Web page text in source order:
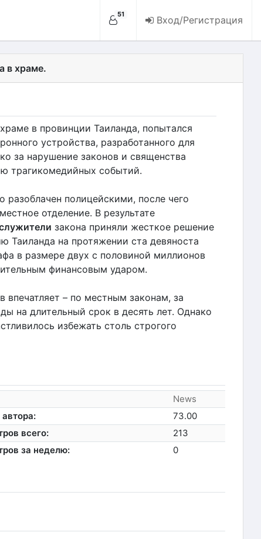
51 Вход/Регистрация
в храме.
в провинции Таиланда, попытался
устройства, разработанного для
за нарушение законов и священства
трагикомедийных событий.
разоблачен полицейскими, после чего
отделение. В результате
закона приняли жесткое решение
Таиланда на протяжении ста девяноста
в размере двух с половиной миллионов
финансовым ударом.
впечатляет – по местным законам, за
на длительный срок в десять лет. Однако
избежать столь строгого
News
автора:
73.00
всего:
213
за неделю:
0